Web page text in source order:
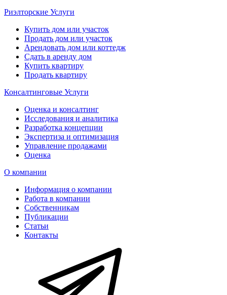
Риэлторские Услуги
Купить дом или участок
Продать дом или участок
Арендовать дом или коттедж
Сдать в аренду дом
Купить квартиру
Продать квартиру
Консалтинговые Услуги
Оценка и консалтинг
Исследования и аналитика
Разработка концепции
Экспертиза и оптимизация
Управление продажами
Оценка
О компании
Информация о компании
Работа в компании
Собственникам
Публикации
Статьи
Контакты